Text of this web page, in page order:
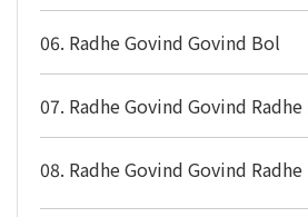
06. Radhe Govind Govind Bol
07. Radhe Govind Govind Radhe
08. Radhe Govind Govind Radhe